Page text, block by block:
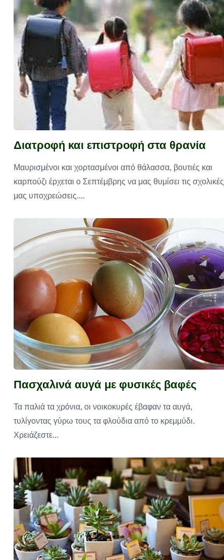
Διατροφή και επιστροφή στα θρανία
Μαυρισμένοι και χορτασμένοι από θάλασσα, βουτιές και
καρπούζι έρχεται ο Σεπτέμβρης να μας θυμίσει τις σχολικές
μας υποχρεώσεις....
Πασχαλινά αυγά με φυσικές βαφές
Τα παλιά τα χρόνια, οι νοικοκυρές έβαφαν τα αυγά,
τυλίγοντας γύρω τους τα φλούδια από το κρεμμύδι.
Χρειάζεστε...